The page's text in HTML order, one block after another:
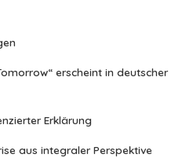
erscheint in deutscher
Erklärung
aus integraler Perspektive